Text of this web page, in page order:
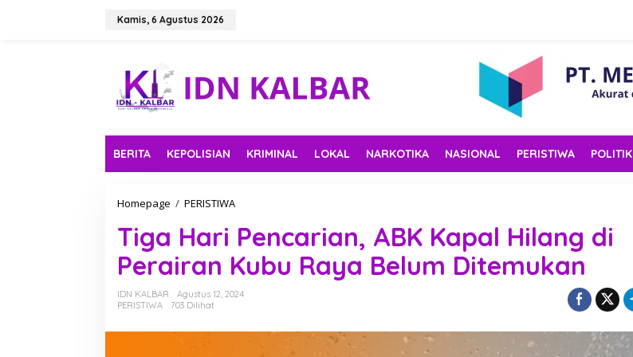
Kamis, 6 Agustus 2026
BERITA KEPOLISIAN KRIMINAL LOKAL NARKOTIKA NASIONAL PERISTIWA POLITIK
Homepage / PERISTIWA
g
a
H
a
r
e
Tiga Hari Pencarian, ABK Kapal Hilang di
Perairan Kubu Raya Belum Ditemukan
IDN KALBAR
Agustus 12, 2024
PERISTIWA
703 Dilihat